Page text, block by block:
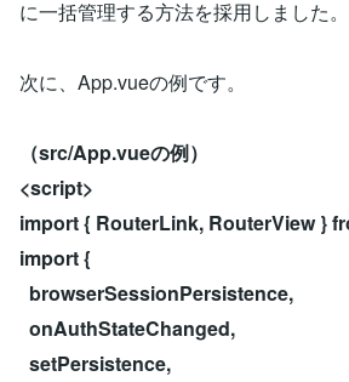
に一括管理する方法を採用しました。
次に、App.vueの例です。
（src/App.vueの例）
<script>
import { RouterLink, RouterView }
import {
browserSessionPersistence,
onAuthStateChanged,
setPersistence,